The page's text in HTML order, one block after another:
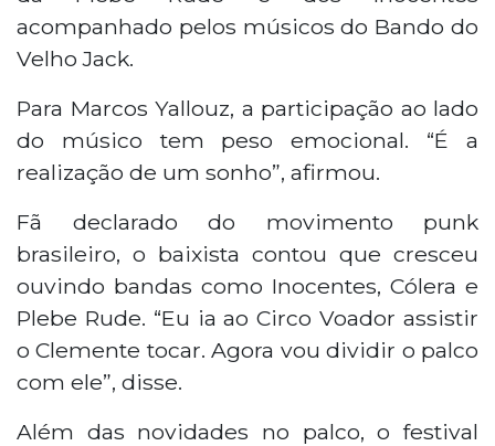
acompanhado pelos músicos do Bando do
Velho Jack.
Para Marcos Yallouz, a participação ao lado
do músico tem peso emocional. “É a
realização de um sonho”, afirmou.
Fã declarado do movimento punk
brasileiro, o baixista contou que cresceu
ouvindo bandas como Inocentes, Cólera e
Plebe Rude. “Eu ia ao Circo Voador assistir
o Clemente tocar. Agora vou dividir o palco
com ele”, disse.
Além das novidades no palco, o festival